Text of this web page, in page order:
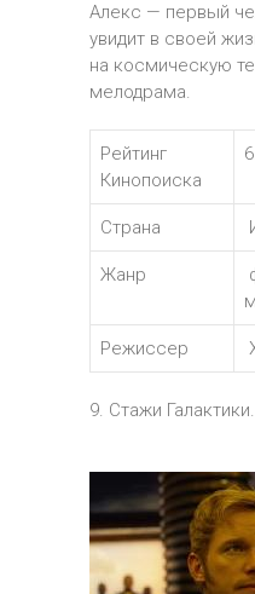
Алекс — первый
увидит в своей
на космическую
мелодрама.
Рейтинг
Кинопоиска
Страна
Жанр
Режиссер
9. Стажи